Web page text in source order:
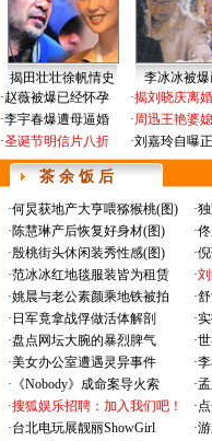
揭田壮壮徐帆情史 李冰冰被
·赵薇被爆已经怀孕
·李宇春爆遭母逼婚
·圣诞节明信片八折
·揭刘晓庆离
·周迅王艳婆
·刘嘉玲自曝
茶 余 饭 后
·何炅获地产大亨喂猕猴桃(图) ·
·陈慧琳产后恢复好身材(图) ·
·殷桃街头休闲装秀性感(图) ·
·范冰冰红地毯服装皆为租赁 ·
·姚晨与老公素颜乘地铁被拍 ·
· 日军竟拿战俘做活体解剖 ·
·盘点网坛大腕的暴烈脾气 ·
·美女办公室遭遇灵异事件 ·
· 《Nobody》成命案导火索 ·
·搜狐娱乐招聘：加入我们吧！ ·
·台北电玩展靓丽ShowGirl ·